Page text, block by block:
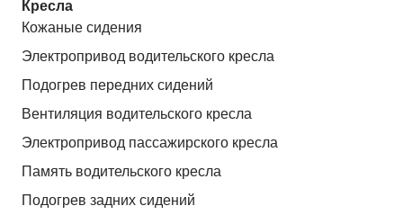
Кресла
Кожаные сидения
Электропривод водительского кресла
Подогрев передних сидений
Вентиляция водительского кресла
Электропривод пассажирского кресла
Память водительского кресла
Подогрев задних сидений